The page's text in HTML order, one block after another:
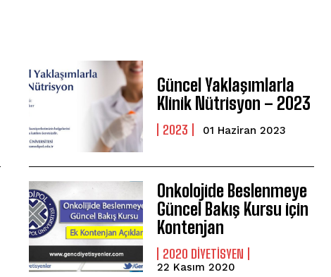
Güncel Yaklaşımlarla
Klinik Nütrisyon – 2023
2023 01 Haziran 2023
Onkolojide Beslenmeye
Güncel Bakış Kursu için
Kontenjan
2020 DIYETISYEN
22 Kasım 2020